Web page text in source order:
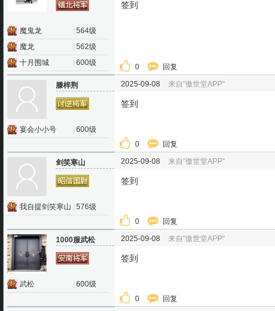
魔鬼龙
564级
魔龙
562级
十月围城
600级
签到
0 回复
滕梓荆
宴会小小号 600级
2025-09-08 来自"傲世堂APP"
签到
0 回复
剑笑寒山
我自提剑笑寒山 576级
2025-09-08 来自"傲世堂APP"
签到
0 回复
1000服武松
武松 600级
2025-09-08 来自"傲世堂APP"
签到
0 回复